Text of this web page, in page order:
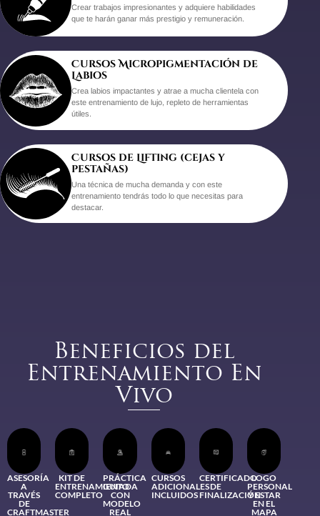
Crear trabajos impresionantes y adquiere habilidades
que te harán ganar más prestigio y remuneración.
Cursos Micropigmentación de
Labios
Crea labios impactantes y atrae a mucha clientela con
este entrenamiento de lujo, repleto de herramientas
útiles.
Cursos de Lifting (cejas y
pestañas)
Una técnica de mucha demanda y con este
entrenamiento tendrás todo lo que necesitas para
destacar.
Beneficios del
Entrenamiento En
Vivo
ASESORÍA
A
TRAVÉS
DE
CRAFTMASTER
KIT DE
ENTRENAMIENTO
COMPLETO
PRÁCTICA
GUIADA
CON
MODELO
REAL
CURSOS
ADICIONALES
INCLUIDOS
CERTIFICADO
DE
FINALIZACIÓN
LOGO
PERSONAL
Y ESTAR
EN EL
MAPA